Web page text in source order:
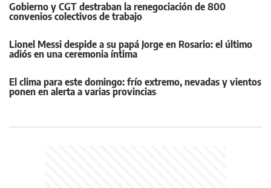
Gobierno y CGT destraban la renegociación de 800
convenios colectivos de trabajo
Lionel Messi despide a su papá Jorge en Rosario: el último
adiós en una ceremonia íntima
El clima para este domingo: frío extremo, nevadas y vientos
ponen en alerta a varias provincias